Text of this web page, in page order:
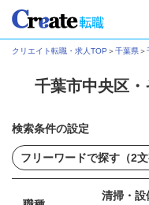
クリエイト転職・求人TOP ＞千葉県＞
千葉市中央区
検索条件の設定
清掃・設